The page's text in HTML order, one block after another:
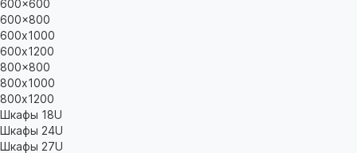
600x600
600x800
600х1000
600х1200
800x800
800х1000
800х1200
Шкафы 18U
Шкафы 24U
Шкафы 27U